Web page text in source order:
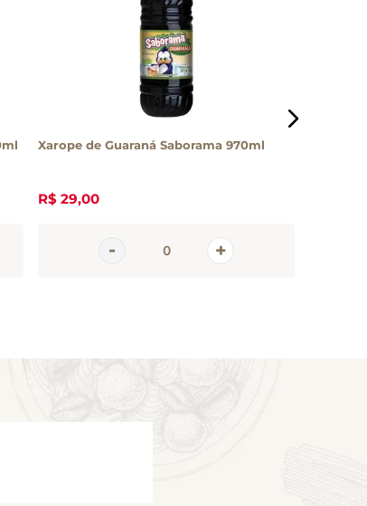
Xarope de Guaraná Saborama 970ml
R$ 29,00